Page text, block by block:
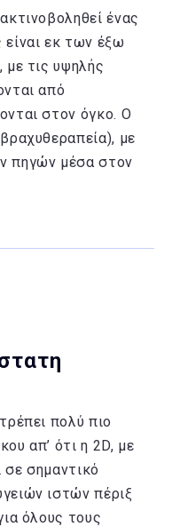
ένας
εκ των έξω
με τις υψηλής
από
στον όγκο. Ο
με
πηγών μέσα στον
πολύ πιο
απ’ ότι η 2D, με
σε σημαντικό
ιστών πέριξ
όλους τους